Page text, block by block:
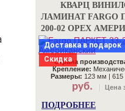
КВАРЦ
ЛАМИНАТ FARGO
200-02 ОРЕХ
Доставка в подарок
Скидка
Страна
Крепление:
Размеры: 123 мм |
руб. Цена
ПОДРОБНЕЕ